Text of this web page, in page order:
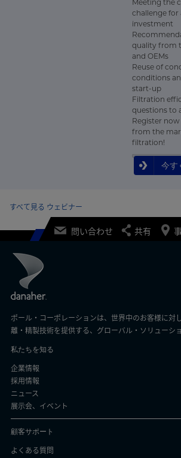
Meeting the
challenge
investment
quality from
and OEMs
Reuse of
conditions
start-up
Filtration
questions to
Register
from the
filtration!
今す
すべて見る ウェビナー
問い合わせ 共有
ポール・コーポレーションは、世界中のお客様に対
離・精製技術を提供する、グローバル・ソリューシ
私たちを知る
企業情報
採用情報
ニュース
展示会、イベント
顧客サポート
よくある質問